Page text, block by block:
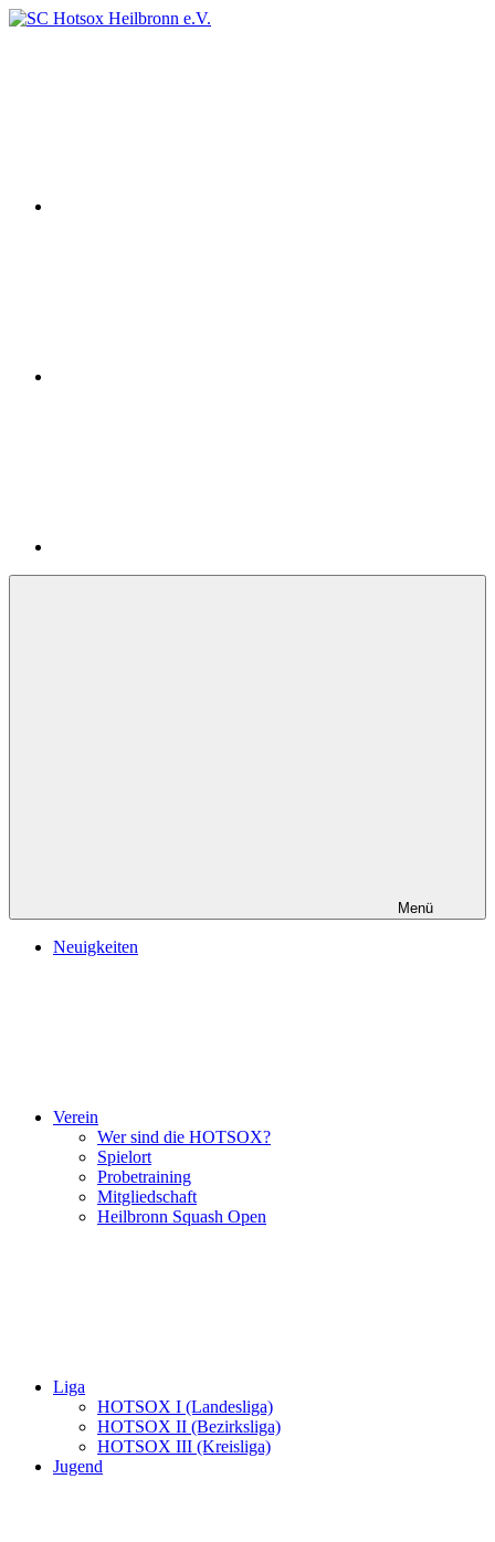
Zum
Menü
Neuigkeiten
Verein
Wer sind die HOTSOX?
Spielort
Probetraining
Mitgliedschaft
Heilbronn Squash Open
Liga
HOTSOX I (Landesliga)
HOTSOX II (Bezirksliga)
HOTSOX III (Kreisliga)
Jugend